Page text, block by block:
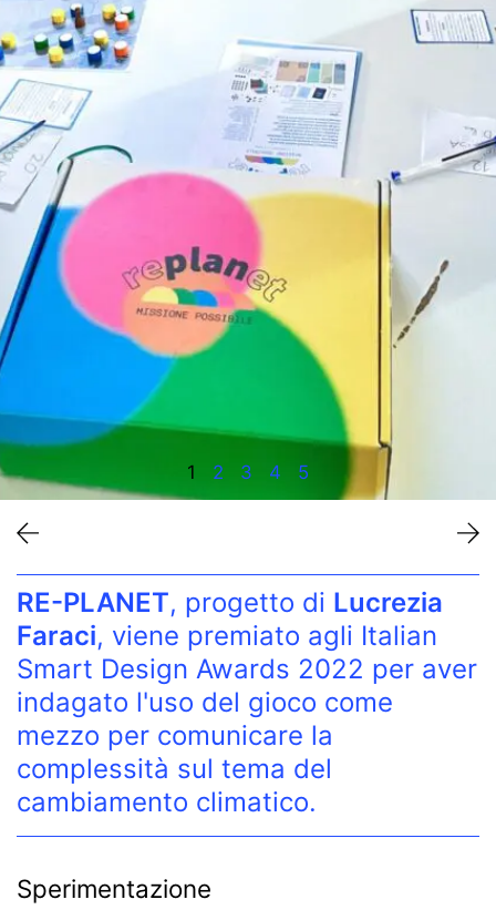
1 2 3 4 5
RE-PLANET, progetto di Lucrezia
Faraci, viene premiato agli Italian
Smart Design Awards 2022 per aver
indagato l'uso del gioco come
mezzo per comunicare la
complessità sul tema del
cambiamento climatico.
Sperimentazione